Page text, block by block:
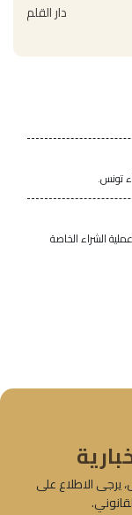
دار القلم
الشراء الخاصة
يرجى الاطلاع على